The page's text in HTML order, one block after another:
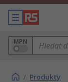
MPN
/ Produkty